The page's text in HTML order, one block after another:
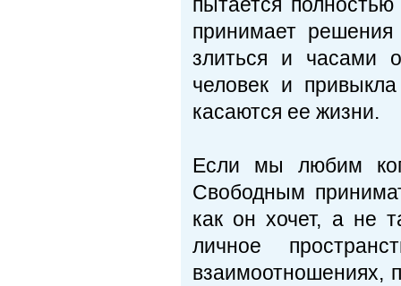
принимает
злиться и часами
человек и
касаются ее жизни.
Если мы любим
Свободным
как он хочет, а не
личное
взаимоотношениях,